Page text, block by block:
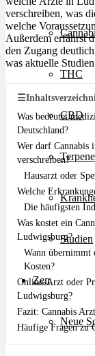
THC
CBD
Studien
Zen
Neue
verschreiben, was
welche
Außerdem erfährst
den Zugang
was aktuelle
☰
Was bedeutet
Deutschland?
Wer darf Cannabis
verschreiben?
Hausarzt oder
Welche
Die häufigsten
Was kostet ein
Ludwigsburg?
Wann übernimmt
Kosten?
Online-Arzt oder
Ludwigsburg?
Fazit: Cannabis
Häufige Fragen zu